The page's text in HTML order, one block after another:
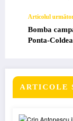
Articolul
Bomba
Ponta-
ARTICOLE